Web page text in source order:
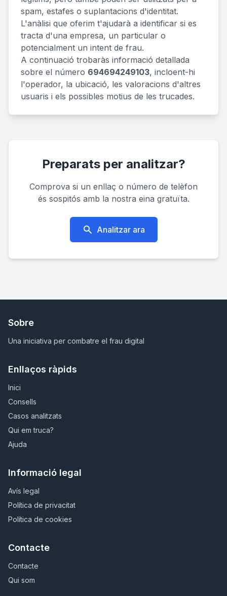
spam, estafes o suplantacions d'identitat.
L'anàlisi que oferim t'ajudarà a identificar si es
tracta d'una empresa, un particular o
potencialment un intent de frau.
A continuació trobaràs informació detallada
sobre el número 694694249103, incloent-hi
l'operador, la ubicació, les valoracions d'altres
usuaris i els possibles motius de les trucades.
Preparats per analitzar?
Comprova si un enllaç o número de telèfon
és sospitós amb la nostra eina gratuïta.
Analitzar ara
Sobre
Una iniciativa per combatre el frau digital
Enllaços ràpids
Inici
Consells
Casos analitzats
Qui em truca?
Ajuda
Informació legal
Avís legal
Política de privacitat
Política de cookies
Contacte
Contacte
Qui som